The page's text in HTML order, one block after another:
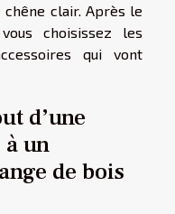
clair. Après le
choisissez les
qui vont
d’une
un
de bois